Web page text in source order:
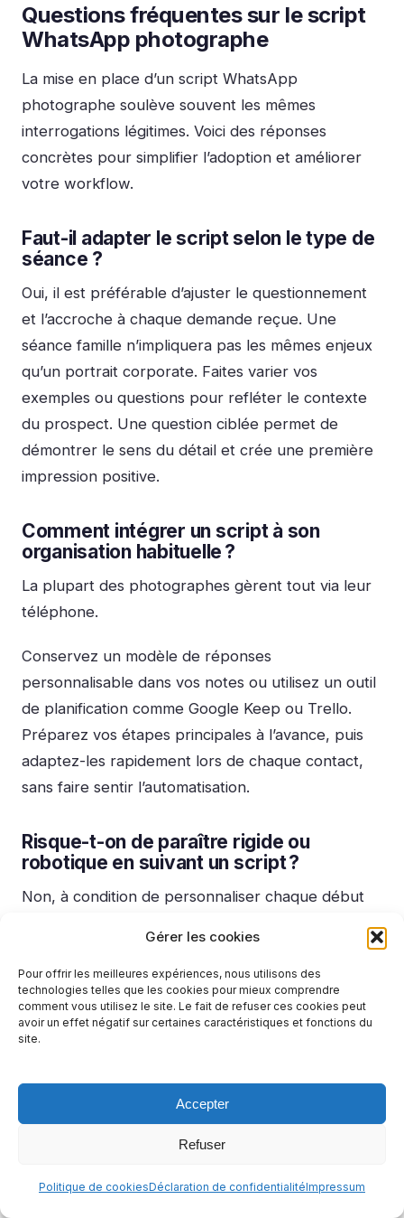
Gérer les cookies
Pour offrir les meilleures expériences, nous utilisons des
technologies telles que les cookies pour mieux comprendre
comment vous utilisez le site. Le fait de refuser ces cookies peut
avoir un effet négatif sur certaines caractéristiques et fonctions du
site.
Accepter
Refuser
Politique de cookiesDéclaration de confidentialitéImpressum
Questions fréquentes sur le script
WhatsApp photographe
La mise en place d’un script WhatsApp
photographe soulève souvent les mêmes
interrogations légitimes. Voici des réponses
concrètes pour simplifier l’adoption et améliorer
votre workflow.
Faut-il adapter le script selon le type de
séance ?
Oui, il est préférable d’ajuster le questionnement
et l’accroche à chaque demande reçue. Une
séance famille n’impliquera pas les mêmes enjeux
qu’un portrait corporate. Faites varier vos
exemples ou questions pour refléter le contexte
du prospect. Une question ciblée permet de
démontrer le sens du détail et crée une première
impression positive.
Comment intégrer un script à son
organisation habituelle ?
La plupart des photographes gèrent tout via leur
téléphone.
Conservez un modèle de réponses
personnalisable dans vos notes ou utilisez un outil
de planification comme Google Keep ou Trello.
Préparez vos étapes principales à l’avance, puis
adaptez-les rapidement lors de chaque contact,
sans faire sentir l’automatisation.
Risque-t-on de paraître rigide ou
robotique en suivant un script ?
Non, à condition de personnaliser chaque début
le prénom du contact, adaptez le ton, et pensez à
varier vos formulations, même si la structure de
fond reste la même.L’astuce :tester vos messages
sur quelques prospects permet d’ajuster votre
Est-il possible d’automatiser une partie
du script WhatsApp ?
à des outils deZapierou, pour les photographes,